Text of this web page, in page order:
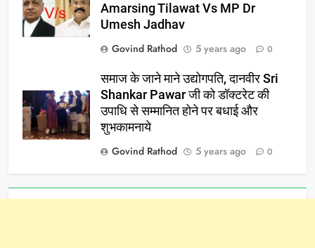
Amarsing Tilawat Vs MP Dr
Umesh Jadhav
Govind Rathod
5 years ago 0
समाज के जाने माने उद्योगपति, दानवीर Sri
Shankar Pawar जी को डॉक्टरेट की
उपाधि से सम्मानित होने पर बधाई और
शुभकामनाये
Govind Rathod
5 years ago 0